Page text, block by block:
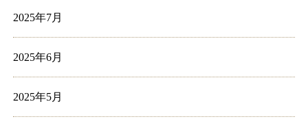
2025年7月
2025年6月
2025年5月